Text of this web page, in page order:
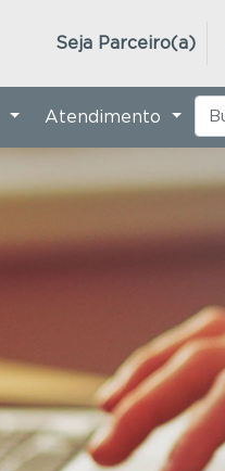
Seja Parceiro(a)
Atendimento